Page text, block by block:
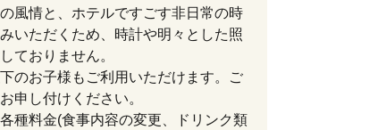
風情と、ホテルですごす非日常の時
いただくため、時計や明々とした照
ておりません。
のお子様もご利用いただけます。ご
申し付けください。
種料金(食事内容の変更、ドリンク類